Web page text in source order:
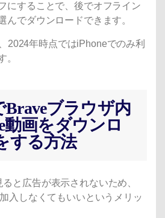
にすることで、後でオフライン
んでダウンロードできます。
2024年時点ではiPhoneでのみ利
。
Braveブラウザ内
動画をダウンロ
する方法
と広告が表示されないため、
入しなくてもいいというメリッ